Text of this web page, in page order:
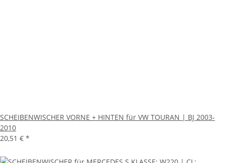
SCHEIBENWISCHER VORNE + HINTEN für VW TOURAN | BJ 2003-
2010
20,51 € *